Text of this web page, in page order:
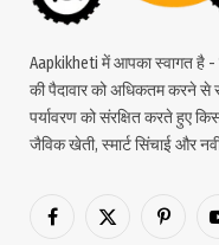
Aapkikheti में आपका स्वागत
की पैदावार को अधिकतम करने
पर्यावरण को संरक्षित करते हुए
जैविक खेती, स्मार्ट सिंचाई और
Facebook
X